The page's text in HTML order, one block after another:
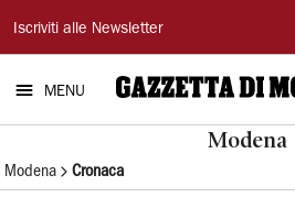
Gazzetta
di
Modena
Iscriviti alle Newsletter
MENU
Modena
Modena Cronaca